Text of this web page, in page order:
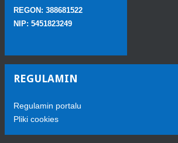
REGON: 388681522
NIP: 5451823249
REGULAMIN
Regulamin portalu
Pliki cookies